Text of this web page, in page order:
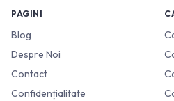
PAGINI
Blog
Despre Noi
Contact
Confidențialitate